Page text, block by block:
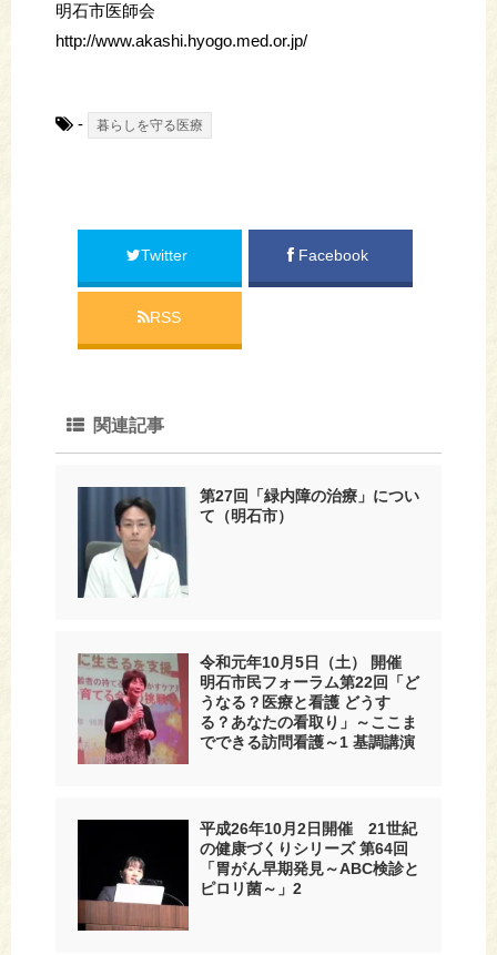
明石市医師会
http://www.akashi.hyogo.med.or.jp/
- 暮らしを守る医療
Twitter Facebook
RSS
関連記事
第27回「緑内障の治療」につい
て（明石市）
令和元年10月5日（土） 開催
明石市民フォーラム第22回「ど
うなる？医療と看護 どうす
る？あなたの看取り」～ここま
でできる訪問看護～1 基調講演
平成26年10月2日開催 21世紀
の健康づくりシリーズ 第64回
「胃がん早期発見～ABC検診と
ピロリ菌～」2